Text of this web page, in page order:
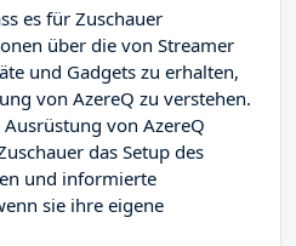
es für Zuschauer
über die von Streamer
und Gadgets zu erhalten,
von AzereQ zu verstehen.
von AzereQ
das Setup des
und informierte
sie ihre eigene